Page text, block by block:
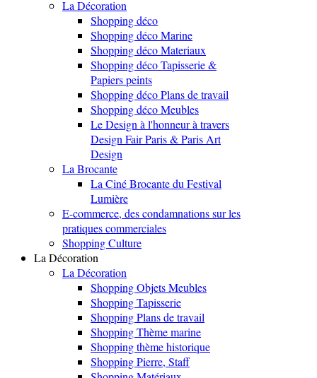
La Décoration
Shopping déco
Shopping déco Marine
Shopping déco Materiaux
Shopping déco Tapisserie &
Papiers peints
Shopping déco Plans de travail
Shopping déco Meubles
Le Design à l'honneur à travers
Design Fair Paris & Paris Art
Design
La Brocante
La Ciné Brocante du Festival
Lumière
E-commerce, des condamnations sur les
pratiques commerciales
Shopping Culture
La Décoration
La Décoration
Shopping Objets Meubles
Shopping Tapisserie
Shopping Plans de travail
Shopping Thème marine
Shopping thème historique
Shopping Pierre, Staff